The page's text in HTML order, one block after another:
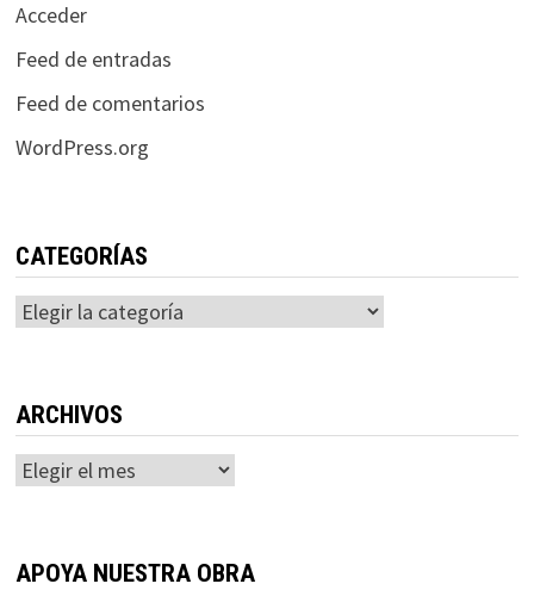
Acceder
Feed de entradas
Feed de comentarios
WordPress.org
CATEGORÍAS
Categorías
ARCHIVOS
Archivos
APOYA NUESTRA OBRA